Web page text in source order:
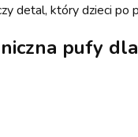
detal, który dzieci po
pufy